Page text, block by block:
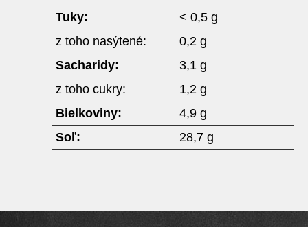
Tuky:
< 0,5 g
z toho nasýtené:
0,2 g
Sacharidy:
3,1 g
z toho cukry:
1,2 g
Bielkoviny:
4,9 g
Soľ:
28,7 g